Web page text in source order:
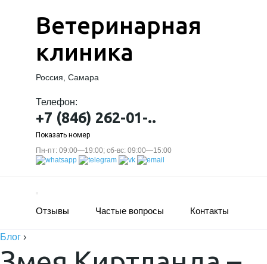
Ветеринарная
клиника
Россия, Самара
Телефон:
+7 (846) 262-01-..
Показать номер
Пн-пт: 09:00—19:00; сб-вс: 09:00—15:00
Отзывы Частые вопросы Контакты
Блог ›